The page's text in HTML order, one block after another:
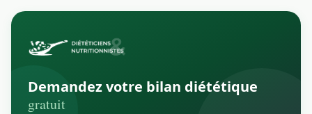
Demandez votre bilan diététique
gratuit